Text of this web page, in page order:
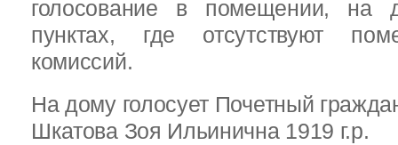
голосование в помещении, на
пунктах, где отсутствуют
комиссий.
На дому голосует Почетный
Шкатова Зоя Ильинична 1919 г.р.